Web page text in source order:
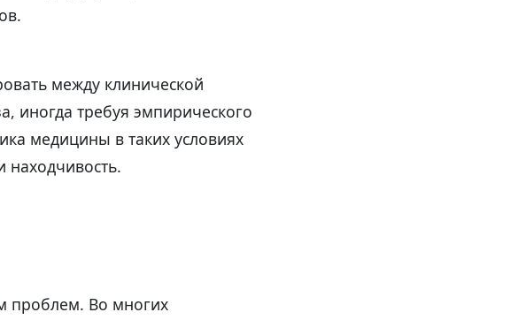
между клинической
иногда требуя эмпирического
медицины в таких условиях
находчивость.
проблем. Во многих